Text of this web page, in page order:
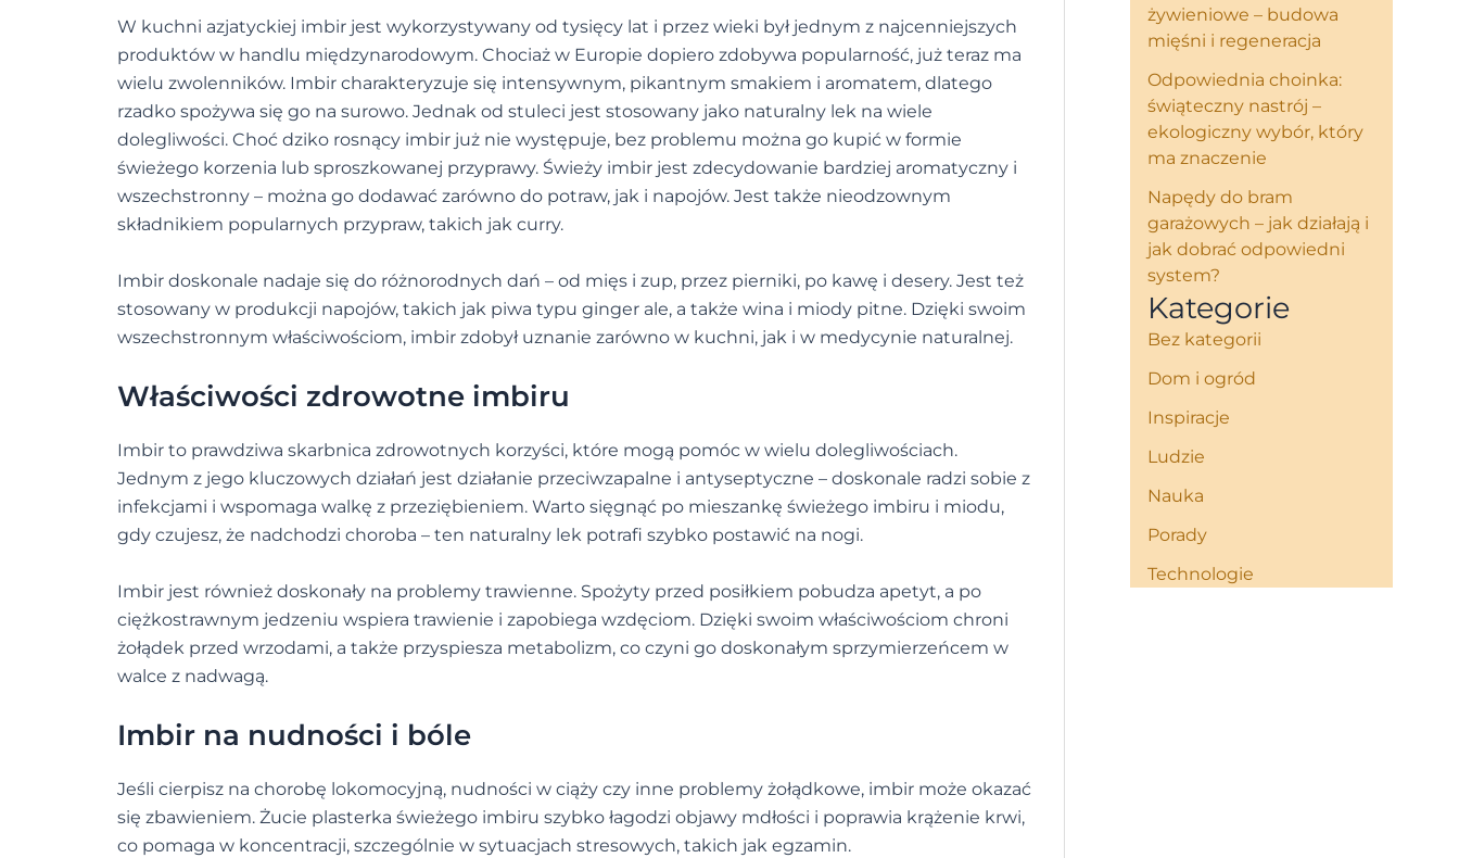
W kuchni azjatyckiej imbir jest wykorzystywany od tysięcy lat i przez wieki był jednym z najcenniejszych
produktów w handlu międzynarodowym. Chociaż w Europie dopiero zdobywa popularność, już teraz ma
wielu zwolenników. Imbir charakteryzuje się intensywnym, pikantnym smakiem i aromatem, dlatego
rzadko spożywa się go na surowo. Jednak od stuleci jest stosowany jako naturalny lek na wiele
dolegliwości. Choć dziko rosnący imbir już nie występuje, bez problemu można go kupić w formie
świeżego korzenia lub sproszkowanej przyprawy. Świeży imbir jest zdecydowanie bardziej aromatyczny i
wszechstronny – można go dodawać zarówno do potraw, jak i napojów. Jest także nieodzownym
składnikiem popularnych przypraw, takich jak curry.
Imbir doskonale nadaje się do różnorodnych dań – od mięs i zup, przez pierniki, po kawę i desery. Jest też
stosowany w produkcji napojów, takich jak piwa typu ginger ale, a także wina i miody pitne. Dzięki swoim
wszechstronnym właściwościom, imbir zdobył uznanie zarówno w kuchni, jak i w medycynie naturalnej.
Właściwości zdrowotne imbiru
Imbir to prawdziwa skarbnica zdrowotnych korzyści, które mogą pomóc w wielu dolegliwościach.
Jednym z jego kluczowych działań jest działanie przeciwzapalne i antyseptyczne – doskonale radzi sobie z
infekcjami i wspomaga walkę z przeziębieniem. Warto sięgnąć po mieszankę świeżego imbiru i miodu,
gdy czujesz, że nadchodzi choroba – ten naturalny lek potrafi szybko postawić na nogi.
Imbir jest również doskonały na problemy trawienne. Spożyty przed posiłkiem pobudza apetyt, a po
ciężkostrawnym jedzeniu wspiera trawienie i zapobiega wzdęciom. Dzięki swoim właściwościom chroni
żołądek przed wrzodami, a także przyspiesza metabolizm, co czyni go doskonałym sprzymierzeńcem w
walce z nadwagą.
Imbir na nudności i bóle
Jeśli cierpisz na chorobę lokomocyjną, nudności w ciąży czy inne problemy żołądkowe, imbir może okazać
się zbawieniem. Żucie plasterka świeżego imbiru szybko łagodzi objawy mdłości i poprawia krążenie krwi,
co pomaga w koncentracji, szczególnie w sytuacjach stresowych, takich jak egzamin.
żywieniowe – budowa
mięśni i regeneracja
Odpowiednia choinka:
świąteczny nastrój –
ekologiczny wybór, który
ma znaczenie
Napędy do bram
garażowych – jak działają i
jak dobrać odpowiedni
system?
Kategorie
Bez kategorii
Dom i ogród
Inspiracje
Ludzie
Nauka
Porady
Technologie